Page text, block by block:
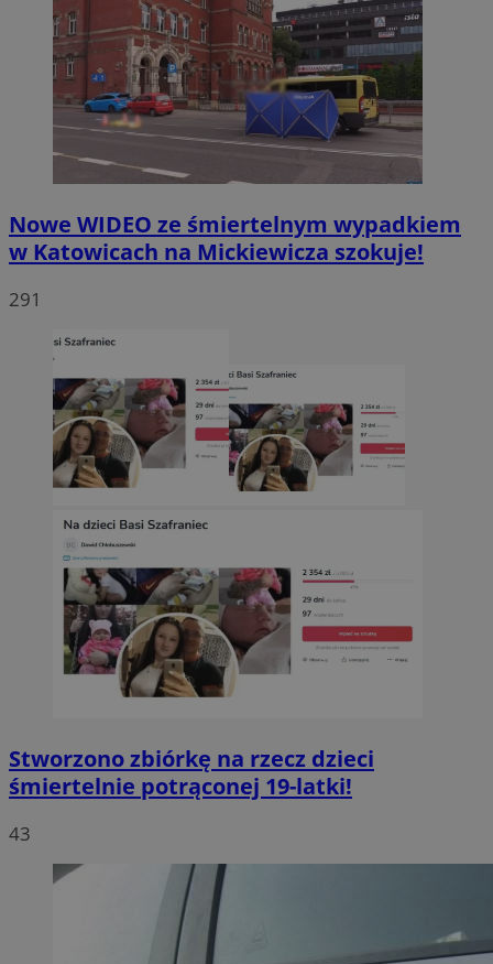
Nowe WIDEO ze śmiertelnym wypadkiem
w Katowicach na Mickiewicza szokuje!
291
Stworzono zbiórkę na rzecz dzieci
śmiertelnie potrąconej 19-latki!
43